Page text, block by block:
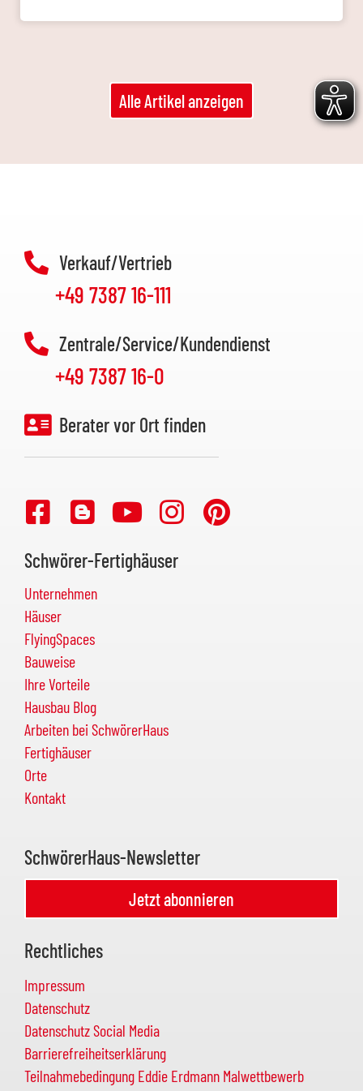
Alle Artikel anzeigen
Verkauf/Vertrieb
+49 7387 16-111
Zentrale/Service/Kundendienst
+49 7387 16-0
Berater vor Ort finden
Schwörer-Fertighäuser
Unternehmen
Häuser
FlyingSpaces
Bauweise
Ihre Vorteile
Hausbau Blog
Arbeiten bei SchwörerHaus
Fertighäuser
Orte
Kontakt
SchwörerHaus-Newsletter
Jetzt abonnieren
Rechtliches
Impressum
Datenschutz
Datenschutz Social Media
Barrierefreiheitserklärung
Teilnahmebedingung Eddie Erdmann Malwettbewerb